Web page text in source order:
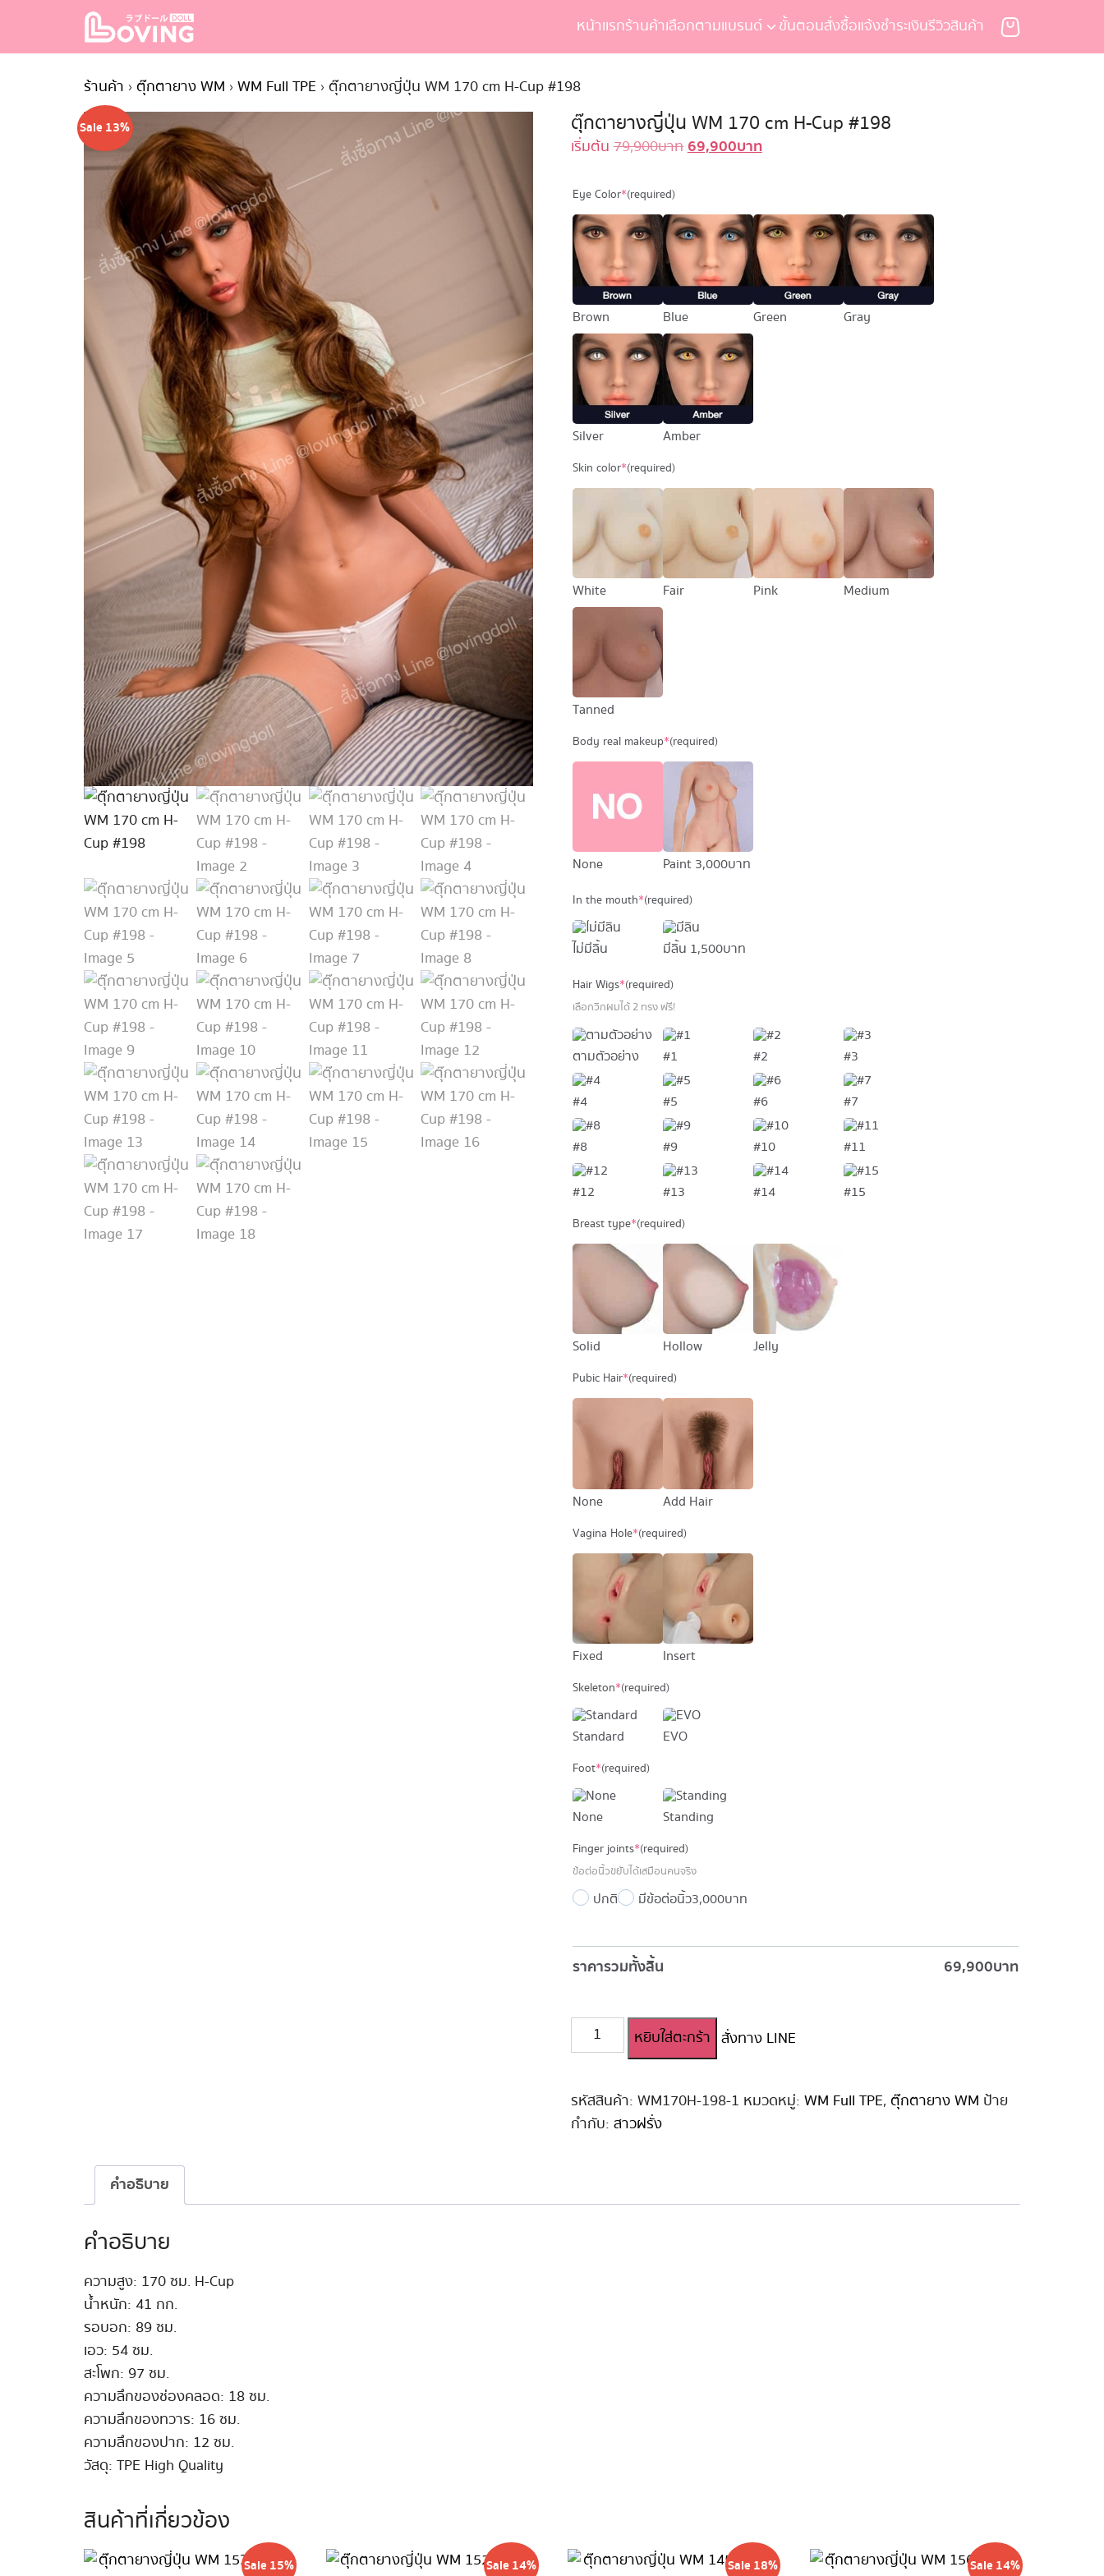
content
หน้าเเรกร้านค้าเลือกตามแบรนด์ ขั้นตอนสั่งซื้อแจ้งชำระเงินรีวิวสินค้า
for:
ร้านค้า › ตุ๊กตายาง WM › WM Full TPE › ตุ๊กตายางญี่ปุ่น WM 170 cm H-Cup #198
Sale 13% ตุ๊กตายางญี่ปุ่น WM 170 cm H-Cup #198
เริ่มต้น 79,900บาท Original
79,900 บาท.
69,900บาทCurrent
69,900 บาท.
Eye Color*(required)
Brown Blue Green Gray
Silver Amber
Skin color*(required)
White Fair Pink Medium
Tanned
Body real makeup*(required)
None Paint3,000 บาท
In the mouth*(required)
ไม่มีลิ้น มีลิ้น 1,500 บาท
Hair Wigs*(required)
เลือกวิกผมได้ 2 ทรง ฟรี!
ตามตัวอย่าง #1 #2 #3
#4 #5 #6 #7
#8 #9 #10 #11
#12 #13 #14 #15
Breast type*(required)
Solid Hollow Jelly
Pubic Hair*(required)
None Add Hair
Vagina Hole*(required)
Fixed Insert
Skeleton*(required)
Standard EVO
Foot*(required)
None Standing
Finger joints*(required)
ข้อต่อนิ้วขยับได้เสมือนคนจริง
ปกติ มีข้อต่อนิ้ว3,000 บาท
ราคารวมทั้งสิ้น 69,900บาท
จำนวน
ตุ๊กตา
WM
170
หยิบใส่ตะกร้า สั่งทาง LINE
รหัสสินค้า: WM170H-198-1 หมวดหมู่: WM Full TPE, ตุ๊กตายาง WM ป้าย
กำกับ: สาวฝรั่ง
คำอธิบาย
คำอธิบาย
ความสูง: 170 ซม. H-Cup
น้ำหนัก: 41 กก.
รอบอก: 89 ซม.
เอว: 54 ซม.
สะโพก: 97 ซม.
ความลึกของช่องคลอด: 18 ซม.
ความลึกของทวาร: 16 ซม.
ความลึกของปาก: 12 ซม.
วัสดุ: TPE High Quality
สินค้าที่เกี่ยวข้อง
Sale 15% Sale 14% Sale 18% Sale 14%